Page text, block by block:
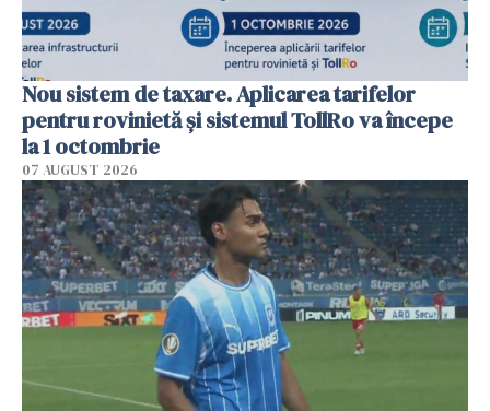
Nou sistem de taxare. Aplicarea tarifelor
pentru rovinietă şi sistemul TollRo va începe
la 1 octombrie
07 AUGUST 2026